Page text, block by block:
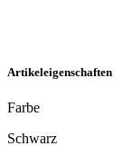
Artikeleigenschaften
Farbe
Schwarz